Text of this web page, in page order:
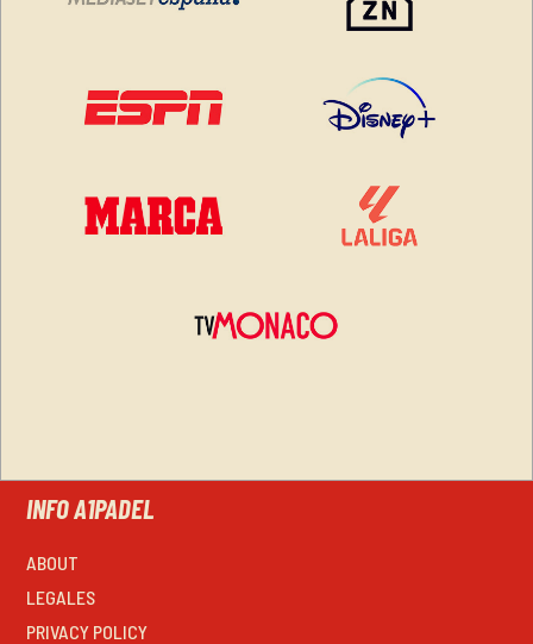
INFO A1PADEL
ABOUT
LEGALES
PRIVACY POLICY